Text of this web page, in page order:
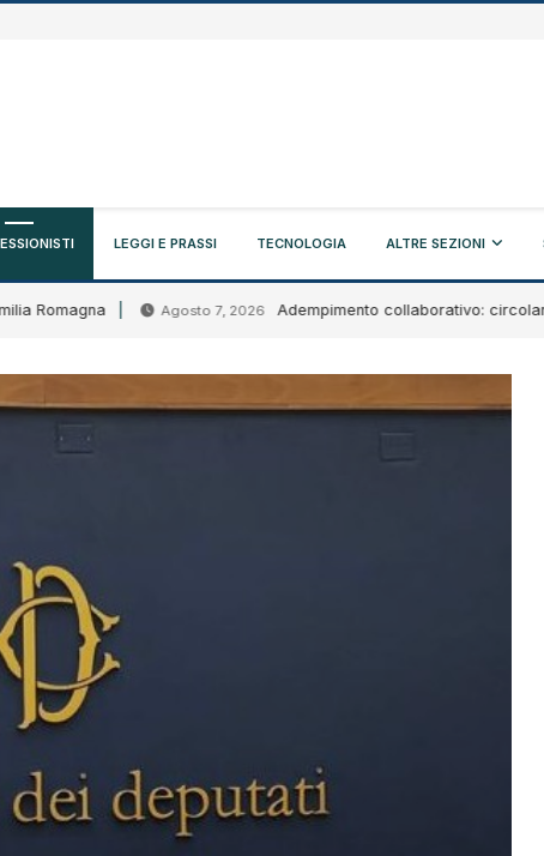
LEGGI E PRASSI TECNOLOGIA ALTRE SEZIONI
Agosto 7, 2026 Adempimento collaborativo: circolare 6/E